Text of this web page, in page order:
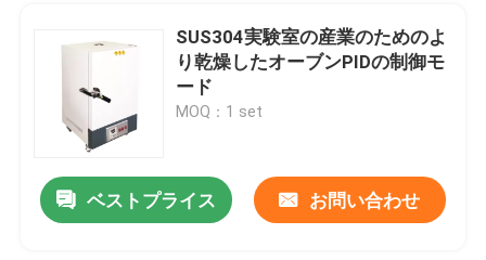
企業情報
会社案内
SUS304実験室の産業のためのよ
り乾燥したオーブンPIDの制御モ
ード
MOQ：1 set
ベストプライス お問い合わせ